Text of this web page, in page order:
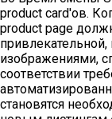
product card'ов.
product page
изображениями,
соответствии
становятся